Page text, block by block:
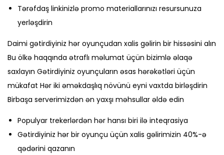
Tərəfdaş linkinizlə promo materiallarınızı resursunuza
yerləşdirin
Daimi gətirdiyiniz hər oyunçudan xalis gəlirin bir hissəsini alın
Bu ölkə haqqında ətraflı məlumat üçün bizimlə əlaqə
saxlayın Gətirdiyiniz oyunçuların əsas hərəkətləri üçün
mükafat Hər iki əməkdaşlıq növünü eyni vaxtda birləşdirin
Birbaşa serverimizdən ən yaxşı məhsullar əldə edin
Populyar trekerlərdən hər hansı biri ilə inteqrasiya
Gətirdiyiniz hər bir oyunçu üçün xalis gəlirimizin 40%-ə
qədərini qazanın